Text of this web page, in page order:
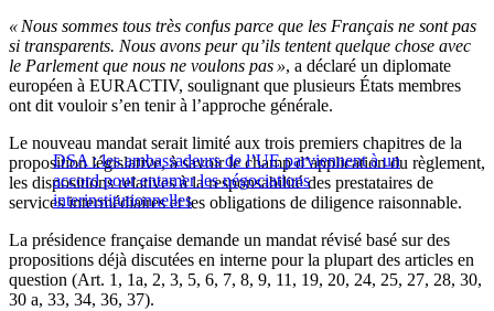
« Nous sommes tous très confus parce que les Français ne sont pas
si transparents. Nous avons peur qu’ils tentent quelque chose avec
le Parlement que nous ne voulons pas », a déclaré un diplomate
européen à EURACTIV, soulignant que plusieurs États membres
ont dit vouloir s’en tenir à l’approche générale.
DSA : les ambassadeurs de l’UE parviennent à un
accord pour entamer les négociations
interinstitutionnelles
Le nouveau mandat serait limité aux trois premiers chapitres de la
proposition législative, à savoir le champ d’application du règlement,
les dispositions relatives à la responsabilité des prestataires de
services intermédiaires et les obligations de diligence raisonnable.
La présidence française demande un mandat révisé basé sur des
propositions déjà discutées en interne pour la plupart des articles en
question (Art. 1, 1a, 2, 3, 5, 6, 7, 8, 9, 11, 19, 20, 24, 25, 27, 28, 30,
30 a, 33, 34, 36, 37).